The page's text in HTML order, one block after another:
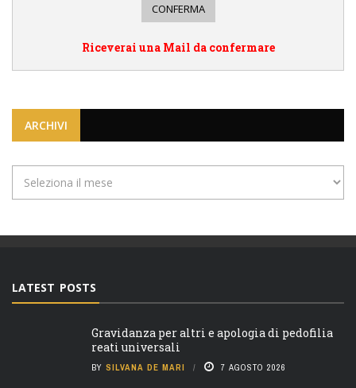
Riceverai una Mail da confermare
ARCHIVI
LATEST POSTS
Gravidanza per altri e apologia di pedofilia
reati universali
BY SILVANA DE MARI 7 AGOSTO 2026